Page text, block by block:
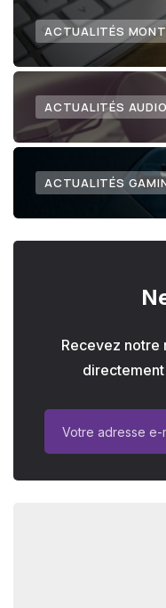
ACTUALITÉS
ACTUALITÉS AUDIO
ACTUALITÉS
Recevez notre